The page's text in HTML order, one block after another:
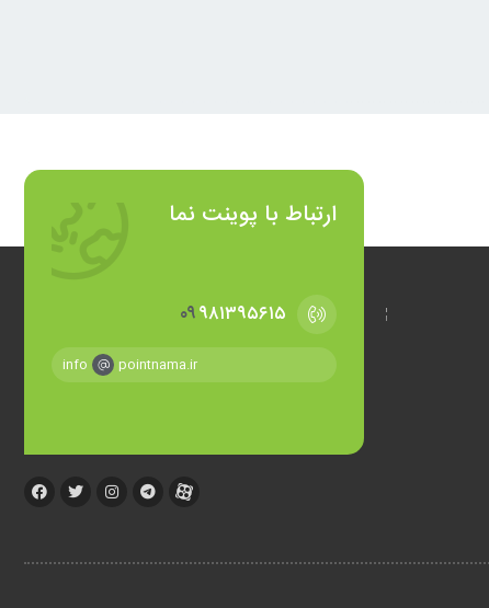
ارتباط با پوینت نما
۰۹۹۸۱۳۹۵۶۱۵
info pointnama.ir